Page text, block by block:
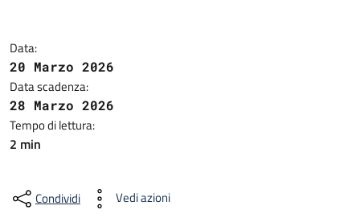
Data:
20 Marzo 2026
Data scadenza:
28 Marzo 2026
Tempo di lettura:
2 min
Condividi Vedi azioni